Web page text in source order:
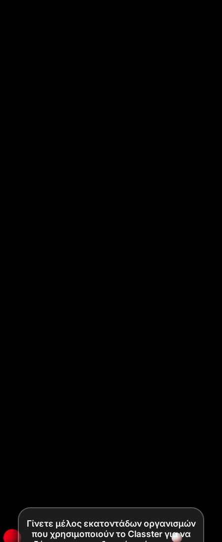
Γίνετε μέλος εκατοντάδων οργανισμών
που χρησιμοποιούν το Classter για να